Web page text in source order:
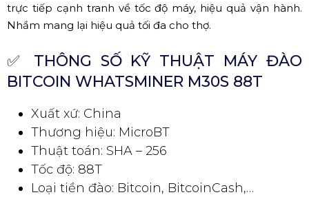
trực tiếp cạnh tranh về tốc độ máy, hiệu quả vận hành.
Nhầm mang lại hiệu quả tối đa cho thợ.
✅
THÔNG SỐ KỸ THUẬT MÁY ĐÀO
BITCOIN WHATSMINER M30S 88T
Xuất xứ: China
Thương hiệu: MicroBT
Thuật toán: SHA – 256
Tốc độ: 88T
Loại tiền đào: Bitcoin, BitcoinCash,…